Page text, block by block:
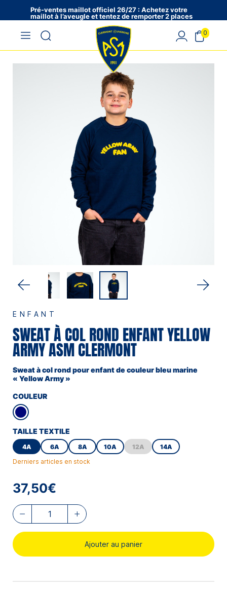
Pré-ventes maillot officiel 26/27 : Achetez votre
maillot à l’aveugle et tentez de remporter 2 places
en VIP !
ENFANT
SWEAT À COL ROND ENFANT YELLOW
ARMY ASM CLERMONT
Sweat à col rond pour enfant de couleur bleu marine
« Yellow Army »
COULEUR
TAILLE TEXTILE
4A 6A 8A 10A 12A
14A
Derniers articles en stock
37,50€
Ajouter au panier
0